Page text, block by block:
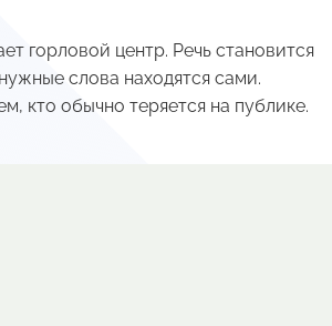
горловой центр. Речь становится
слова находятся сами.
кто обычно теряется на публике.